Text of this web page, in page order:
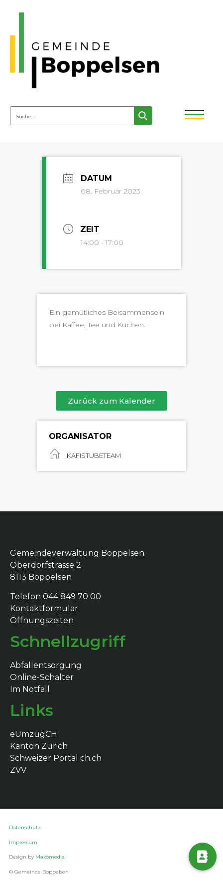
08. Februar 2023
ZEIT
14:00 - 17:00
Ein gemütlich­es Beisam­men­sein
bei Kaf­fee, Tee und Kuchen.
Zurück zum Kalender
ORGANISATOR
KAFISTUBETEAM
Gemeindeverwaltung Boppelsen
Oberdorfstrasse 2
8113 Boppelsen
Telefon 044 849 70 00
Kontaktformular
Öffnungszeiten
Schnellzugriff
Abfallentsorgung
Online-Schalter
Im Notfall
Links
eUmzugCH
Kanton Zürich
Schweizer Portal ch.ch
ZVV
Datenschutz
Impressum
Design by Maxomedia
© Gemeinde Boppelsen